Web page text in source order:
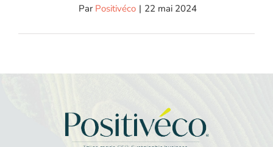
Par Positivéco | 22 mai 2024